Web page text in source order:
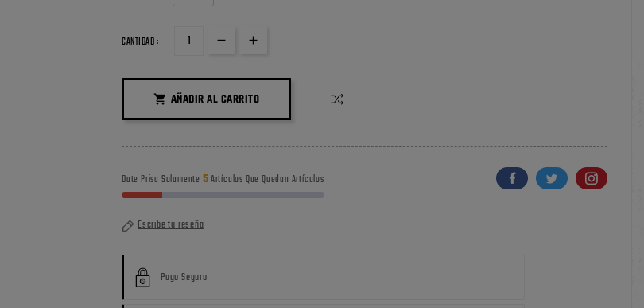
CANTIDAD :
 AÑADIR AL CARRITO
Date Prisa Solamente 5Artículos Que Quedan Artículos
Escribe tu reseña
Pago Seguro